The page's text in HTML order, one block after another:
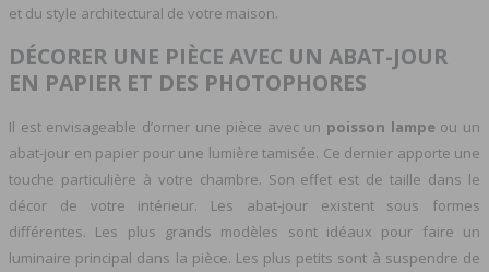
et du style architectural de votre maison.
DÉCORER UNE PIÈCE AVEC UN ABAT-JOUR
EN PAPIER ET DES PHOTOPHORES
Il est envisageable d’orner une pièce avec un poisson lampeou un
abat-jour en papier pour une lumière tamisée. Ce dernier apporte une
touche particulière à votre chambre. Son effet est de taille dans le
décor de votre intérieur. Les abat-jour existent sous formes
différentes. Les plus grands modèles sont idéaux pour faire un
luminaire principal dans la pièce. Les plus petits sont à suspendre de